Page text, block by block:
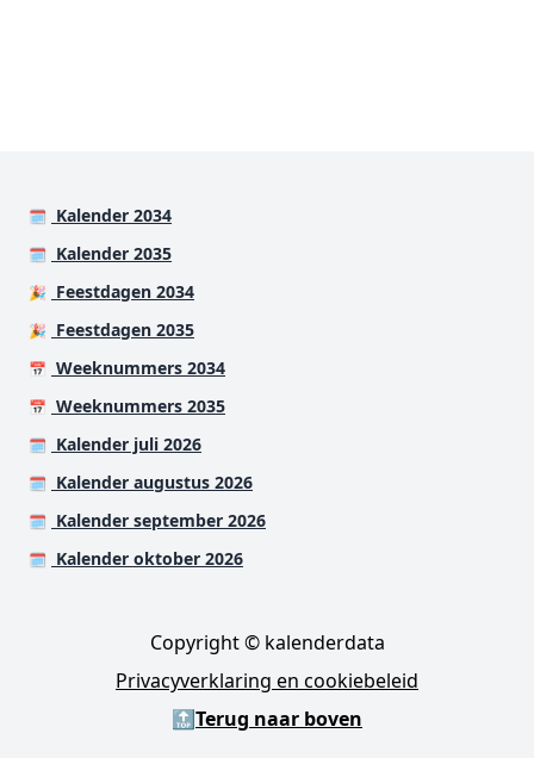
🗓️ Kalender 2034
🗓️ Kalender 2035
🎉 Feestdagen 2034
🎉 Feestdagen 2035
📅 Weeknummers 2034
📅 Weeknummers 2035
🗓️ Kalender juli 2026
🗓️ Kalender augustus 2026
🗓️ Kalender september 2026
🗓️ Kalender oktober 2026
Copyright © kalenderdata
Privacyverklaring en cookiebeleid
🔝Terug naar boven